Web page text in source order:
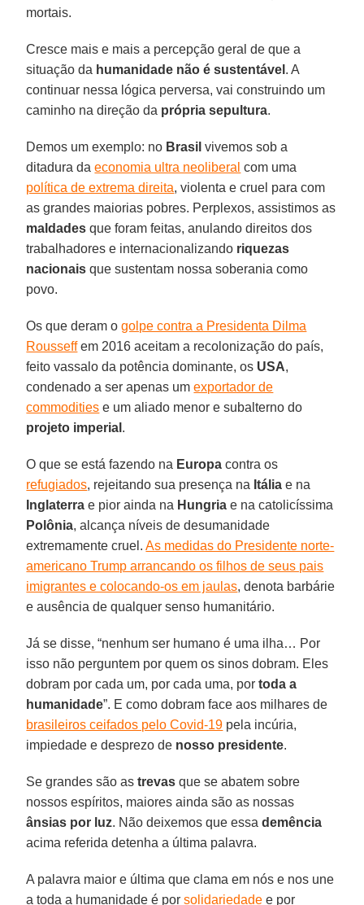
mortais.
Cresce mais e mais a percepção geral de que a
situação da humanidade não é sustentável . A
continuar nessa lógica perversa, vai construindo um
caminho na direção da própria sepultura.
Demos um exemplo: no Brasil vivemos sob a
ditadura daeconomia ultra neoliberal com uma
política de extrema direita, violenta e cruel para com
as grandes maiorias pobres. Perplexos, assistimos as
maldades que foram feitas, anulando direitos dos
trabalhadores e internacionalizando riquezas
nacionais que sustentam nossa soberania como
povo.
Os que deram ogolpe contra a Presidenta Dilma
Rousseffem 2016 aceitam a recolonização do país,
feito vassalo da potência dominante, os USA,
condenado a ser apenas umexportador de
commodities e um aliado menor e subalterno do
projeto imperial .
O que se está fazendo na Europa contra os
refugiados, rejeitando sua presença na Itália e na
Inglaterra e pior ainda na Hungria e na catolicíssima
Polônia, alcança níveis de desumanidade
extremamente cruel.As medidas do Presidente norte-
americano Trump arrancando os filhos de seus pais
imigrantes e colocando-os em jaulas, denota barbárie
e ausência de qualquer senso humanitário.
Já se disse, “nenhum ser humano é uma ilha… Por
isso não perguntem por quem os sinos dobram. Eles
dobram por cada um, por cada uma, portoda a
humanidade”. E como dobram face aos milhares de
brasileiros ceifados pelo Covid-19 pela incúria,
impiedade e desprezo de nosso presidente.
Se grandes são astrevas que se abatem sobre
nossos espíritos, maiores ainda são as nossas
ânsias por luz. Não deixemos que essademência
acima referida detenha a última palavra.
A palavra maior e última que clama em nós e nos une
a toda a humanidade é porsolidariedade e por